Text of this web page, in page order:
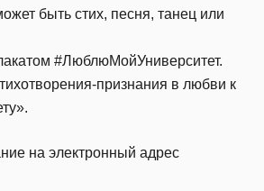
быть стих, песня, танец или
#ЛюблюМойУниверситет.
признания в любви к
на электронный адрес